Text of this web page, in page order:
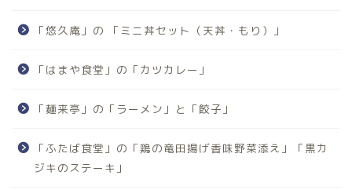
「悠久庵」の 「ミニ丼セット（天丼・もり）」
「はまや食堂」の「カツカレー」
「麺来亭」の「ラーメン」と「餃子」
「ふたば食堂」の「鶏の竜田揚げ香味野菜添え」「黒カ
ジキのステーキ」